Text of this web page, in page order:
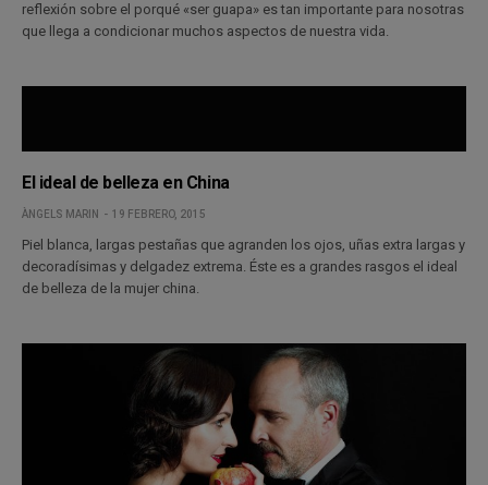
reflexión sobre el porqué «ser guapa» es tan importante para nosotras
que llega a condicionar muchos aspectos de nuestra vida.
El ideal de belleza en China
ÀNGELS MARIN 19 FEBRERO, 2015
Piel blanca, largas pestañas que agranden los ojos, uñas extra largas y
decoradísimas y delgadez extrema. Éste es a grandes rasgos el ideal
de belleza de la mujer china.